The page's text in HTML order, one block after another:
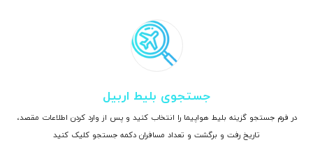
جستجوی بلیط اربیل
در فرم جستجو گزینه بلیط هواپیما را انتخاب کنید و پس از وارد کردن اطلاعات مقصد،
تاریخ رفت و برگشت و تعداد مسافران دکمه جستجو کلیک کنید